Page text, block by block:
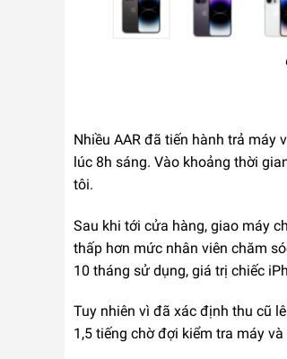
Nhiều AAR đã tiến hành trả máy
lúc 8h sáng. Vào khoảng thời
tôi.
Sau khi tới cửa hàng, giao máy
thấp hơn mức nhân viên chăm
10 tháng sử dụng, giá trị chiếc
Tuy nhiên vì đã xác định thu cũ
1,5 tiếng chờ đợi kiểm tra máy